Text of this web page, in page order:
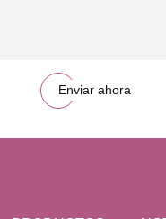
Enviar ahora